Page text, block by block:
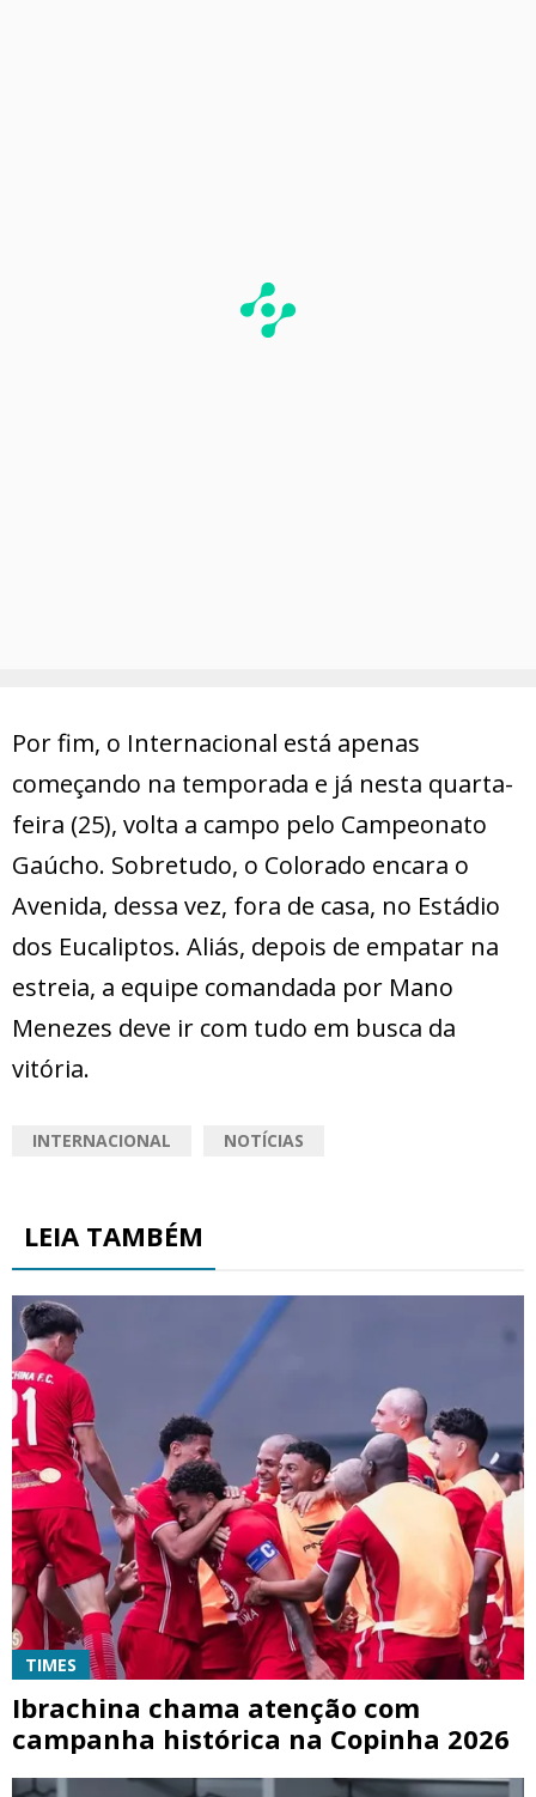
Por fim, o Internacional está apenas
começando na temporada e já nesta quarta-
feira (25), volta a campo pelo Campeonato
Gaúcho. Sobretudo, o Colorado encara o
Avenida, dessa vez, fora de casa, no Estádio
dos Eucaliptos. Aliás, depois de empatar na
estreia, a equipe comandada por Mano
Menezes deve ir com tudo em busca da
vitória.
INTERNACIONAL NOTÍCIAS
LEIA TAMBÉM
TIMES
Ibrachina chama atenção com
campanha histórica na Copinha 2026